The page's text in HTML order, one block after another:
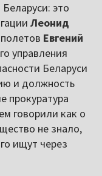
это
Леонид
Евгений
управления
Беларуси
и должность
прокуратура
говорили как о
не знало,
ищут через